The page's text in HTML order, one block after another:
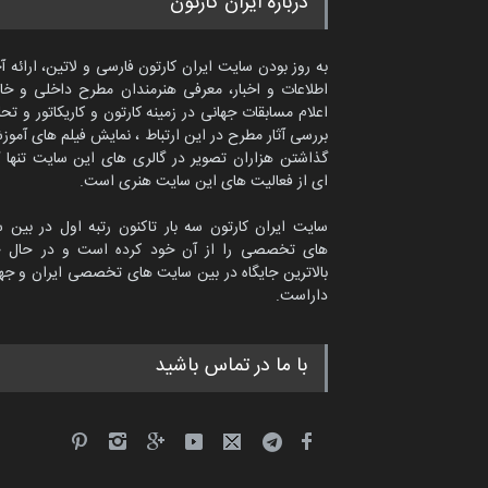
به روز بودن سایت ایران کارتون فارسی و لاتین، ارائه
اطلاعات و اخبار، معرفی هنرمندان مطرح داخلی و
اعلام مسابقات جهانی در زمینه کارتون و کاریکاتور و
بررسی آثار مطرح در این ارتباط ، نمایش فیلم های
گذاشتن هزاران تصویر در گالری های این سایت
ای از فعالیت های این سایت هنری است.
سایت ایران کارتون سه بار تاکنون رتبه اول در
های تخصصی را از آن خود کرده است و در حال
بالاترین جایگاه در بین سایت های تخصصی ایران و
داراست.
با ما در تماس باشید
ماتیاس تولسا از اسپانیا
کاریکاتور